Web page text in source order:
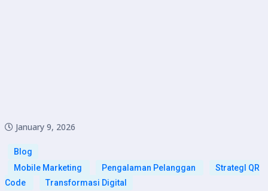
January 9, 2026
Blog
Mobile Marketing
Pengalaman Pelanggan
StrategI QR
Code
Transformasi Digital